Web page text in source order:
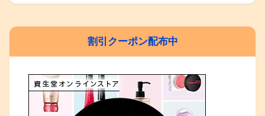
割引クーポン配布中